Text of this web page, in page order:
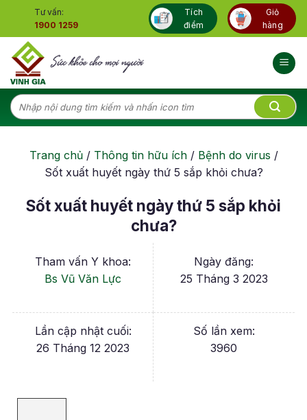
content
Tư vấn:
1900 1259
Tích
điểm
Giỏ
hàng
Tìm
kiếm:
Trang chủ/ Thông tin hữu ích/ Bệnh do virus /
Sốt xuất huyết ngày thứ 5 sắp khỏi chưa?
Sốt xuất huyết ngày thứ 5 sắp khỏi
chưa?
Tham vấn Y khoa:
Bs Vũ Văn Lực
Ngày đăng:
25 Tháng 3 2023
Lần cập nhật cuối:
26 Tháng 12 2023
Số lần xem:
3960